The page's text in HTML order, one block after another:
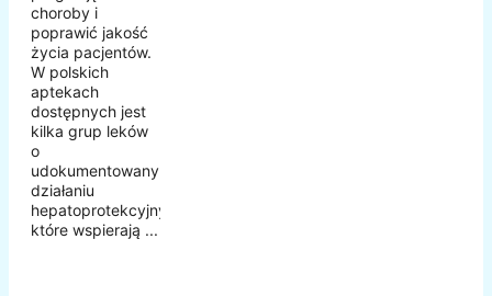
choroby i
poprawić jakość
życia pacjentów.
W polskich
aptekach
dostępnych jest
kilka grup leków
o
udokumentowanym
działaniu
hepatoprotekcyjnym,
które wspierają ...